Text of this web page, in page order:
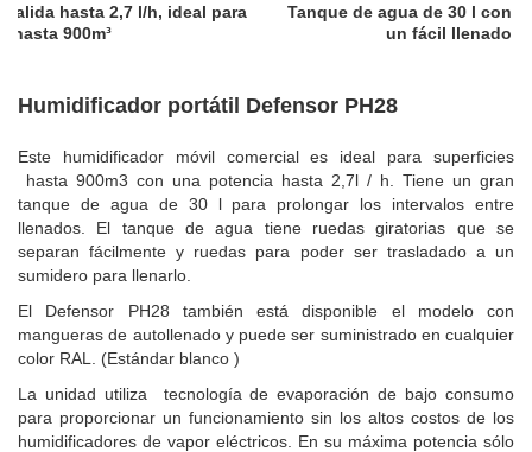
Tanque de agua de 30 l con ruedas y asa de agarre para
un fácil llenado sin cargar peso
Humidificador portátil Defensor PH28
Este humidificador móvil comercial es ideal para superficies
hasta 900m3 con una potencia hasta 2,7l / h. Tiene un gran
tanque de agua de 30 l para prolongar los intervalos entre
llenados. El tanque de agua tiene ruedas giratorias que se
separan fácilmente y ruedas para poder ser trasladado a un
sumidero para llenarlo.
El Defensor PH28 también está disponible el modelo con
mangueras de autollenado y puede ser suministrado en cualquier
color RAL. (Estándar blanco )
La unidad utiliza tecnología de evaporación de bajo consumo
para proporcionar un funcionamiento sin los altos costos de los
humidificadores de vapor eléctricos. En su máxima potencia sólo